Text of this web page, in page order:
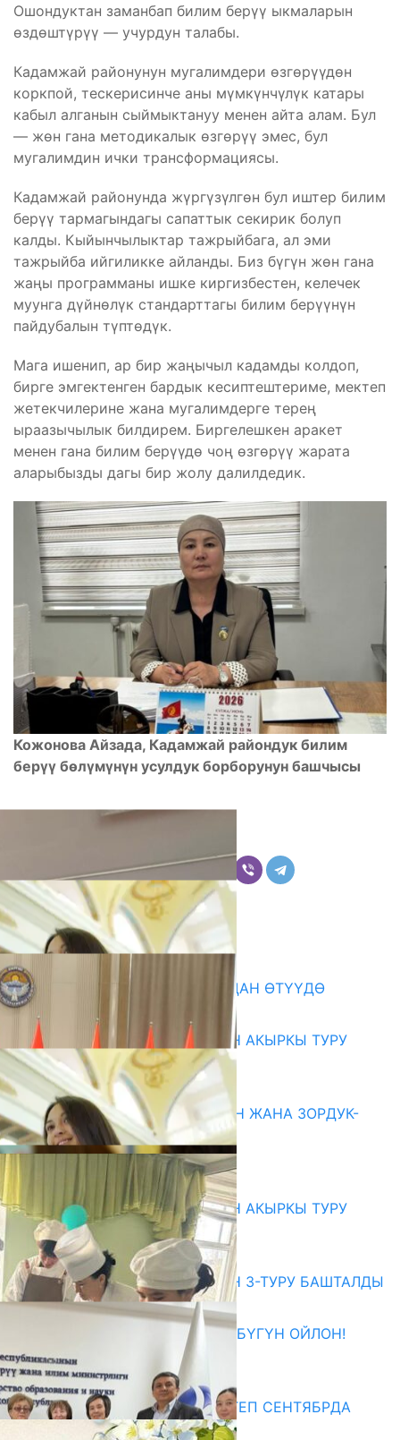
Ошондуктан заманбап билим берүү ыкмаларын
өздөштүрүү — учурдун талабы.
Кадамжай районунун мугалимдери өзгөрүүдөн
коркпой, тескерисинче аны мүмкүнчүлүк катары
кабыл алганын сыймыктануу менен айта алам. Бул
— жөн гана методикалык өзгөрүү эмес, бул
мугалимдин ички трансформациясы.
Кадамжай районунда жүргүзүлгөн бул иштер билим
берүү тармагындагы сапаттык секирик болуп
калды. Кыйынчылыктар тажрыйбага, ал эми
тажрыйба ийгиликке айланды. Биз бүгүн жөн гана
жаңы программаны ишке киргизбестен, келечек
муунга дүйнөлүк стандарттагы билим берүүнүн
пайдубалын түптөдүк.
Мага ишенип, ар бир жаңычыл кадамды колдоп,
бирге эмгектенген бардык кесиптештериме, мектеп
жетекчилерине жана мугалимдерге терең
ыраазычылык билдирем. Биргелешкен аракет
менен гана билим берүүдө чоң өзгөрүү жарата
аларыбызды дагы бир жолу далилдедик.
Кожонова Айзада, Кадамжай райондук билим
берүү бөлүмүнүн усулдук борборунун башчысы
Комментарийлер
Акыркы жаңылыктар
199 ТРЕНЕР МУГАЛИМ ОКУУДАН ӨТҮҮДӨ
10.08.2026
ЖОЖДОРГО КАБЫЛ АЛУУНУН АКЫРКЫ ТУРУ
СТАРТ АЛДЫ
10.08.2026
ГЕНДЕРДИК БАСМЫРЛООДОН ЖАНА ЗОРДУК-
ЗОМБУЛУКТАН КОРГОО
07.08.2026
Абитуриент
ЖОЖДОРГО КАБЫЛ АЛУУНУН АКЫРКЫ ТУРУ
СТАРТ АЛДЫ
10.08.2026
ЖОЖДОРГО КАБЫЛ АЛУУНУН 3-ТУРУ БАШТАЛДЫ
27.07.2026
ӨЗҮҢДҮН КЕЛЕЧЕГИҢ ҮЧҮН БҮГҮН ОЙЛОН!
20.07.2026
Медиа
СУЗАКТА 750 ОРУНДУУ МЕКТЕП СЕНТЯБРДА
ПАЙДАЛАНУУГА БЕРИЛЕТ